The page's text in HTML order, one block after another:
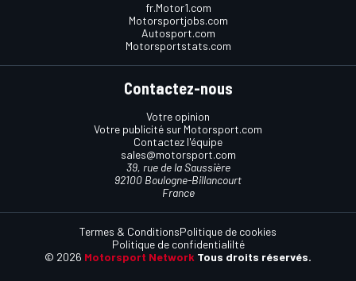
fr.Motor1.com
Motorsportjobs.com
Autosport.com
Motorsportstats.com
Contactez-nous
Votre opinion
Votre publicité sur Motorsport.com
Contactez l'équipe
sales@motorsport.com
39, rue de la Saussière
92100 Boulogne-Billancourt
France
© 2026 Motorsport Network Tous droits réservés.
Termes & ConditionsPolitique de cookies
Politique de confidentialilté